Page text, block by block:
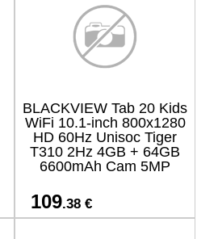
BLACKVIEW Tab 20 Kids
WiFi 10.1-inch 800x1280
HD 60Hz Unisoc Tiger
T310 2Hz 4GB + 64GB
6600mAh Cam 5MP
109.38 €